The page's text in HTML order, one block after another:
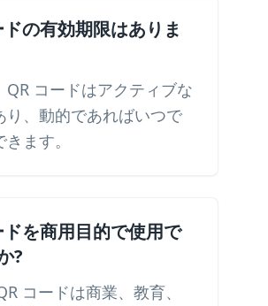
の有効期限はありま
QR コードはアクティブな
り、動的であればいつで
ます。
ドを商用目的で使用で
?
コードは商業、教育、